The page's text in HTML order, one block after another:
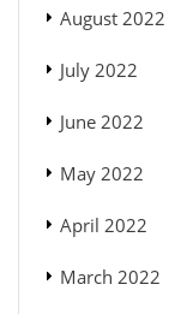
August 2022
July 2022
June 2022
May 2022
April 2022
March 2022